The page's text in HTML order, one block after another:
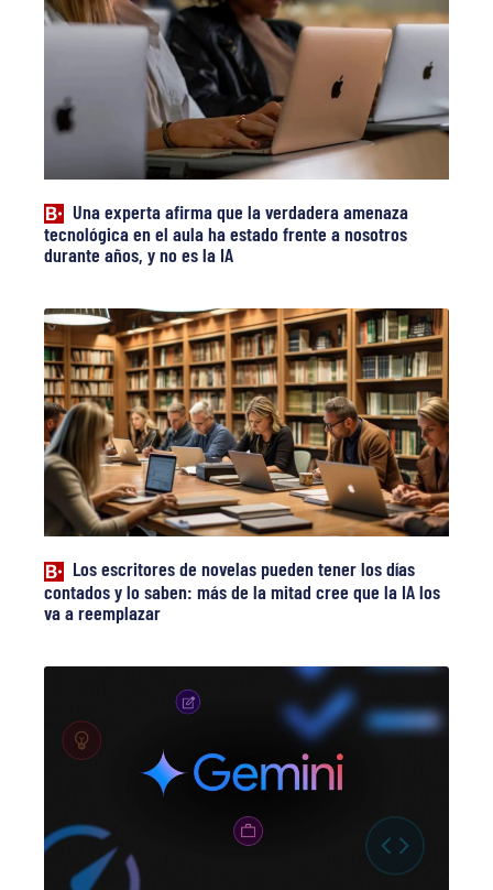
Una experta afirma que la verdadera amenaza
tecnológica en el aula ha estado frente a nosotros
durante años, y no es la IA
Los escritores de novelas pueden tener los días
contados y lo saben: más de la mitad cree que la IA los
va a reemplazar